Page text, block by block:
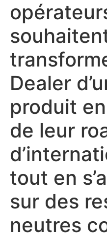
Dealer
produit
de leur
tout en
sur des
neutres